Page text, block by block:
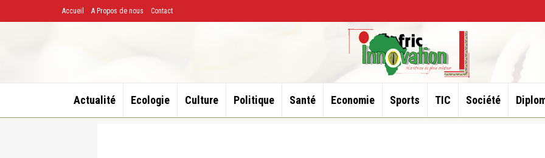
Accueil A Propos de nous Contact
Actualité Ecologie Culture Politique Santé Economie Sports TIC Société